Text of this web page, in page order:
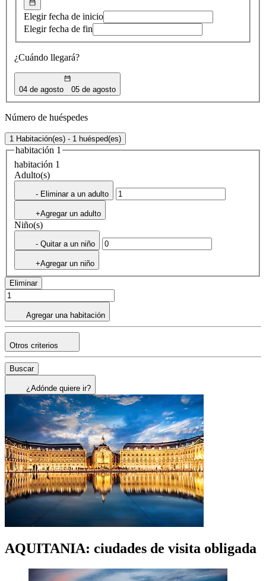
Elegir fecha de inicio
Elegir fecha de fin
¿Cuándo llegará?
04 de agosto 05 de agosto
Número de huéspedes
1 Habitación(es) - 1 huésped(es)
habitación 1
habitación 1
Adulto(s)
- Eliminar a un adulto
+Agregar un adulto
Niño(s)
- Quitar a un niño
+Agregar un niño
Eliminar
Agregar una habitación
Otros criterios
Buscar
¿Adónde quiere ir?
AQUITANIA: ciudades de visita obligada